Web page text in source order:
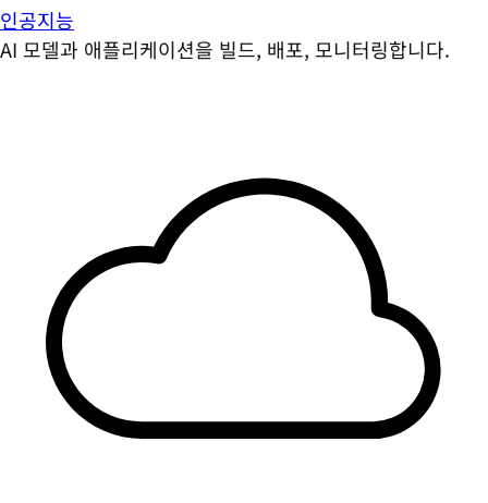
인공지능
AI 모델과 애플리케이션을 빌드, 배포, 모니터링합니다.